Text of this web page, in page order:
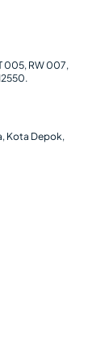
005, RW 007,
Kota Depok,